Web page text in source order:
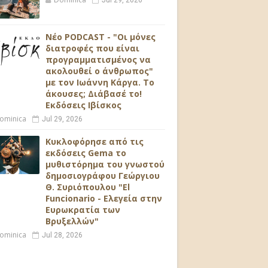
Νέο PODCAST - "Οι μόνες
διατροφές που είναι
προγραμματισμένος να
ακολουθεί ο άνθρωπος"
με τον Ιωάννη Κάργα. Το
άκουσες; Διάβασέ το!
Εκδόσεις Ιβίσκος
Jul 29, 2026
Κυκλοφόρησε από τις
εκδόσεις Gema το
μυθιστόρημα του γνωστού
δημοσιογράφου Γεώργιου
Θ. Συριόπουλου "El
Funcionario - Ελεγεία στην
Ευρωκρατία των
Βρυξελλών"
Jul 28, 2026